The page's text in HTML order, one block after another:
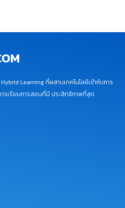
Learning ที่ผสานเทคโนโลยีเข้ากับการ
รเรียนการสอนที่มี ประสิทธิภาพที่สุด